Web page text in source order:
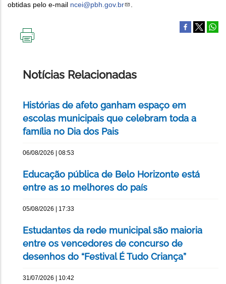
obtidas pelo e-mail ncei@pbh.gov.br .
Notícias Relacionadas
Histórias de afeto ganham espaço em
escolas municipais que celebram toda a
família no Dia dos Pais
06/08/2026 | 08:53
Educação pública de Belo Horizonte está
entre as 10 melhores do país
05/08/2026 | 17:33
Estudantes da rede municipal são maioria
entre os vencedores de concurso de
desenhos do “Festival É Tudo Criança”
31/07/2026 | 10:42